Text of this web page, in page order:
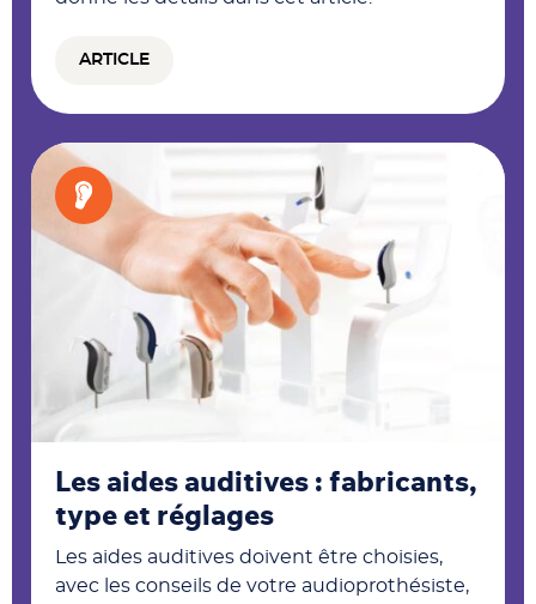
ARTICLE
Les aides auditives : fabricants,
type et réglages
Les aides auditives doivent être choisies,
avec les conseils de votre audioprothésiste,